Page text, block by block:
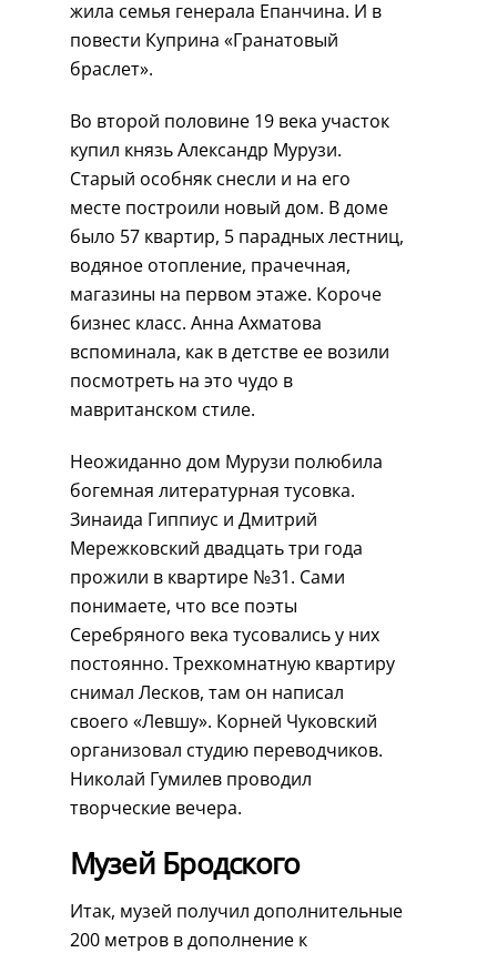
жила семья генерала Епанчина. И в
повести Куприна «Гранатовый
браслет».
Во второй половине 19 века участок
купил князь Александр Мурузи.
Старый особняк снесли и на его
месте построили новый дом. В доме
было 57 квартир, 5 парадных лестниц,
водяное отопление, прачечная,
магазины на первом этаже. Короче
бизнес класс. Анна Ахматова
вспоминала, как в детстве ее возили
посмотреть на это чудо в
мавританском стиле.
Неожиданно дом Мурузи полюбила
богемная литературная тусовка.
Зинаида Гиппиус и Дмитрий
Мережковский двадцать три года
прожили в квартире №31. Сами
понимаете, что все поэты
Серебряного века тусовались у них
постоянно. Трехкомнатную квартиру
снимал Лесков, там он написал
своего «Левшу». Корней Чуковский
организовал студию переводчиков.
Николай Гумилев проводил
творческие вечера.
Музей Бродского
Итак, музей получил дополнительные
200 метров в дополнение к